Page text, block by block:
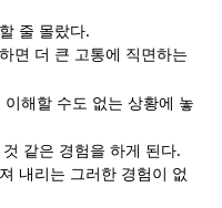
줄 몰랐다.
면 더 큰 고통에 직면하는
이해할 수도 없는 상황에 놓
같은 경험을 하게 된다.
내리는 그러한 경험이 없